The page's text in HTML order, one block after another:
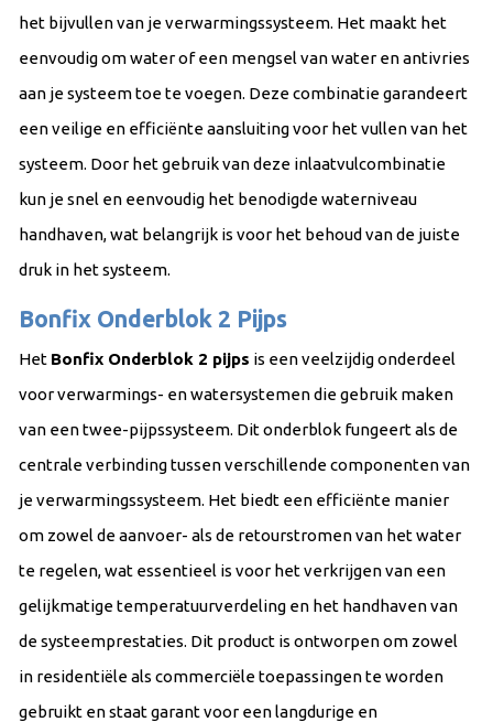
het bijvullen van je verwarmingssysteem. Het maakt het
eenvoudig om water of een mengsel van water en antivries
aan je systeem toe te voegen. Deze combinatie garandeert
een veilige en efficiënte aansluiting voor het vullen van het
systeem. Door het gebruik van deze inlaatvulcombinatie
kun je snel en eenvoudig het benodigde waterniveau
handhaven, wat belangrijk is voor het behoud van de juiste
druk in het systeem.
Bonfix Onderblok 2 Pijps
Het Bonfix Onderblok 2 pijps is een veelzijdig onderdeel
voor verwarmings- en watersystemen die gebruik maken
van een twee-pijpssysteem. Dit onderblok fungeert als de
centrale verbinding tussen verschillende componenten van
je verwarmingssysteem. Het biedt een efficiënte manier
om zowel de aanvoer- als de retourstromen van het water
te regelen, wat essentieel is voor het verkrijgen van een
gelijkmatige temperatuurverdeling en het handhaven van
de systeemprestaties. Dit product is ontworpen om zowel
in residentiële als commerciële toepassingen te worden
gebruikt en staat garant voor een langdurige en